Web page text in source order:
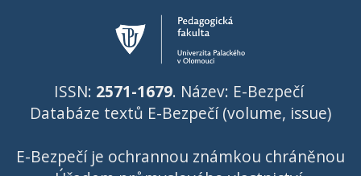
ISSN: 2571-1679. Název: E-Bezpečí
Databáze textů E-Bezpečí (volume, issue)
E-Bezpečí je ochrannou známkou chráněnou